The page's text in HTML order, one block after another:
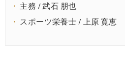
主務 / 武石 朋也
スポーツ栄養士 / 上原 寛恵